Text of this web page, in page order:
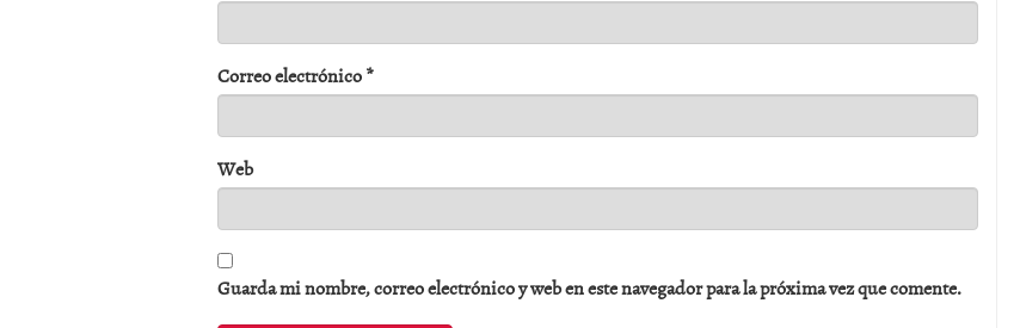
Correo electrónico*
Web
Guarda mi nombre, correo electrónico y web en este navegador para la próxima vez que comente.